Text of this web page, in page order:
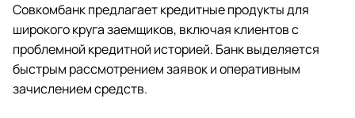
Совкомбанк предлагает кредитные продукты для
широкого круга заемщиков, включая клиентов с
проблемной кредитной историей. Банк выделяется
быстрым рассмотрением заявок и оперативным
зачислением средств.